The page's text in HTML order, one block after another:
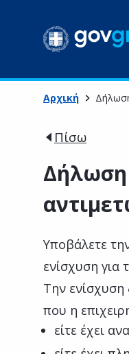
Αρχική
Πίσω
Δήλωση
Υποβάλετε
ενίσχυση για
Την ενίσχυση
που η
είτε έχει